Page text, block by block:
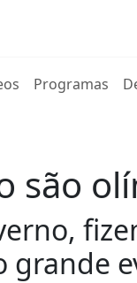
Programas
são
grande